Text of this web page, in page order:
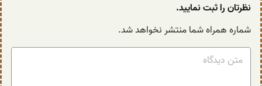
نظرتان را ثبت نمایید.
شماره همراه شما منتشر نخواهد شد.